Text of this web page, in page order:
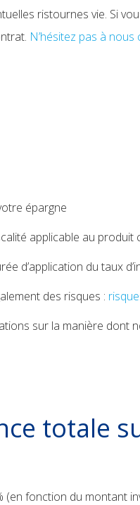
ristournes vie. Si
N’hésitez pas à
épargne
applicable au produit
d’application du taux
des risques :
sur la manière dont
totale
(en fonction du montant